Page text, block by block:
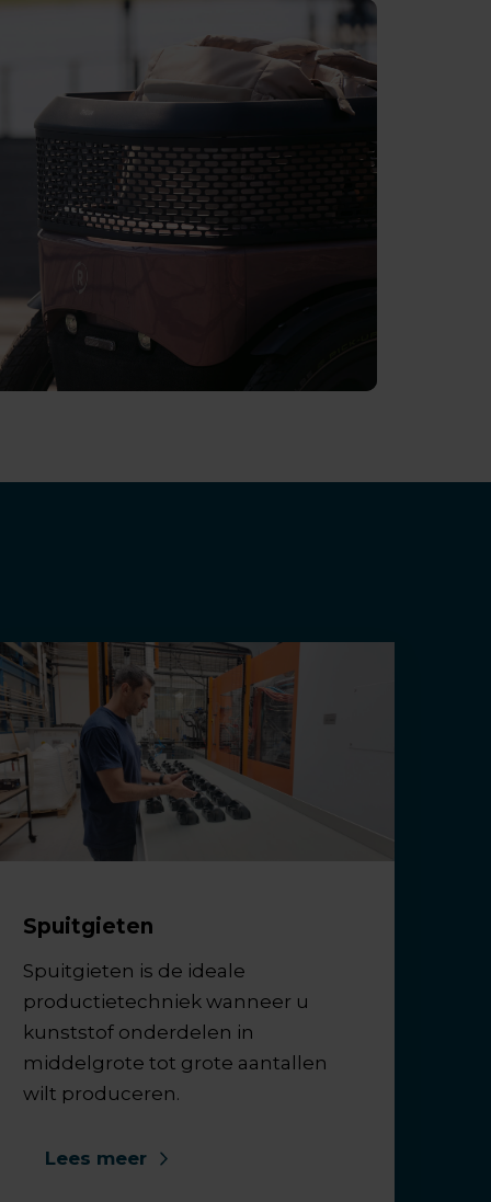
Spuitgieten
Spuitgieten is de ideale
productietechniek wanneer u
kunststof onderdelen in
middelgrote tot grote aantallen
wilt produceren.
Lees meer